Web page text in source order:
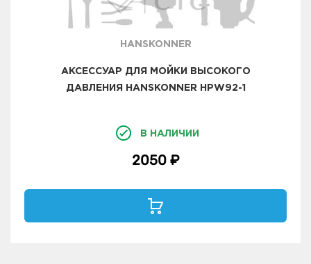
HANSKONNER
АКСЕССУАР ДЛЯ МОЙКИ ВЫСОКОГО
ДАВЛЕНИЯ HANSKONNER HPW92-1
В НАЛИЧИИ
2050 ₽